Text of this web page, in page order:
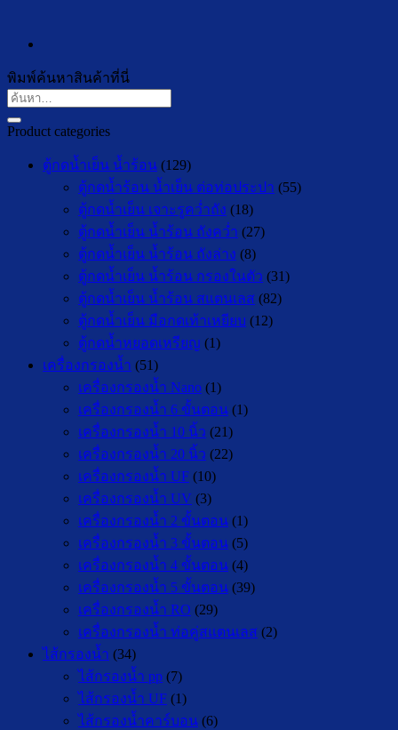
พิมพ์ค้นหาสินค้าที่นี่
ค้นหา:
Product categories
ตู้กดน้ำเย็น น้ำร้อน (129)
ตู้กดน้ำร้อน น้ำเย็น ต่อท่อประปา (55)
ตู้กดน้ำเย็น เจาะรูคว่ำถัง (18)
ตู้กดน้ำเย็น น้ำร้อน ถังคว่ำ (27)
ตู้กดน้ำเย็น น้ำร้อน ถังล่าง (8)
ตู้กดน้ำเย็น น้ำร้อน กรองในตัว (31)
ตู้กดน้ำเย็น น้ำร้อน สแตนเลส (82)
ตู้กดน้ำเย็น มือกดเท้าเหยียบ (12)
ตู้กดน้ำหยอดเหรียญ (1)
เครื่องกรองน้ำ (51)
เครื่องกรองน้ำ Nano (1)
เครื่องกรองน้ำ 6 ขั้นตอน (1)
เครื่องกรองน้ำ 10 นิ้ว (21)
เครื่องกรองน้ำ 20 นิ้ว (22)
เครื่องกรองน้ำ UF (10)
เครื่องกรองน้ำ UV (3)
เครื่องกรองน้ำ 2 ขั้นตอน (1)
เครื่องกรองน้ำ 3 ขั้นตอน (5)
เครื่องกรองน้ำ 4 ขั้นตอน (4)
เครื่องกรองน้ำ 5 ขั้นตอน (39)
เครื่องกรองน้ำ RO (29)
เครื่องกรองน้ำ ท่อคู่สแตนเลส (2)
ไส้กรองน้ำ (34)
ไส้กรองน้ำ pp (7)
ไส้กรองน้ำ UF (1)
ไส้กรองน้ำคาร์บอน (6)